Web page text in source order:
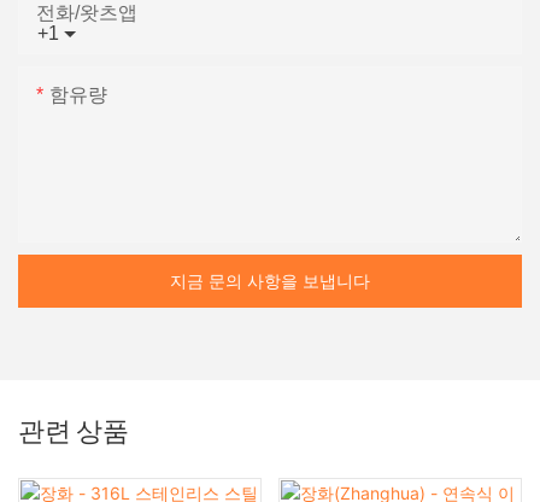
+1
전화/왓츠앱
함유량
지금 문의 사항을 보냅니다
관련 상품